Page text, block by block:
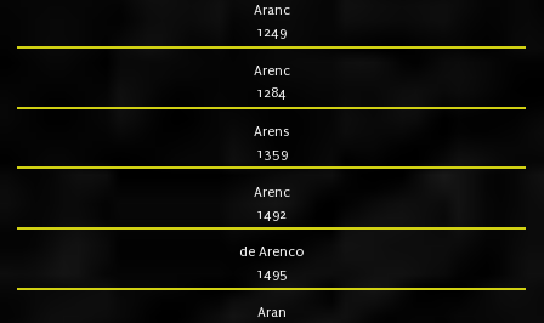
Aranc
1249
Arenc
1284
Arens
1359
Arenc
1492
de Arenco
1495
Aran